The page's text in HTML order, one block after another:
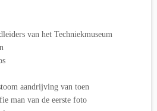
van het Techniekmuseum
aandrijving van toen
man van de eerste foto